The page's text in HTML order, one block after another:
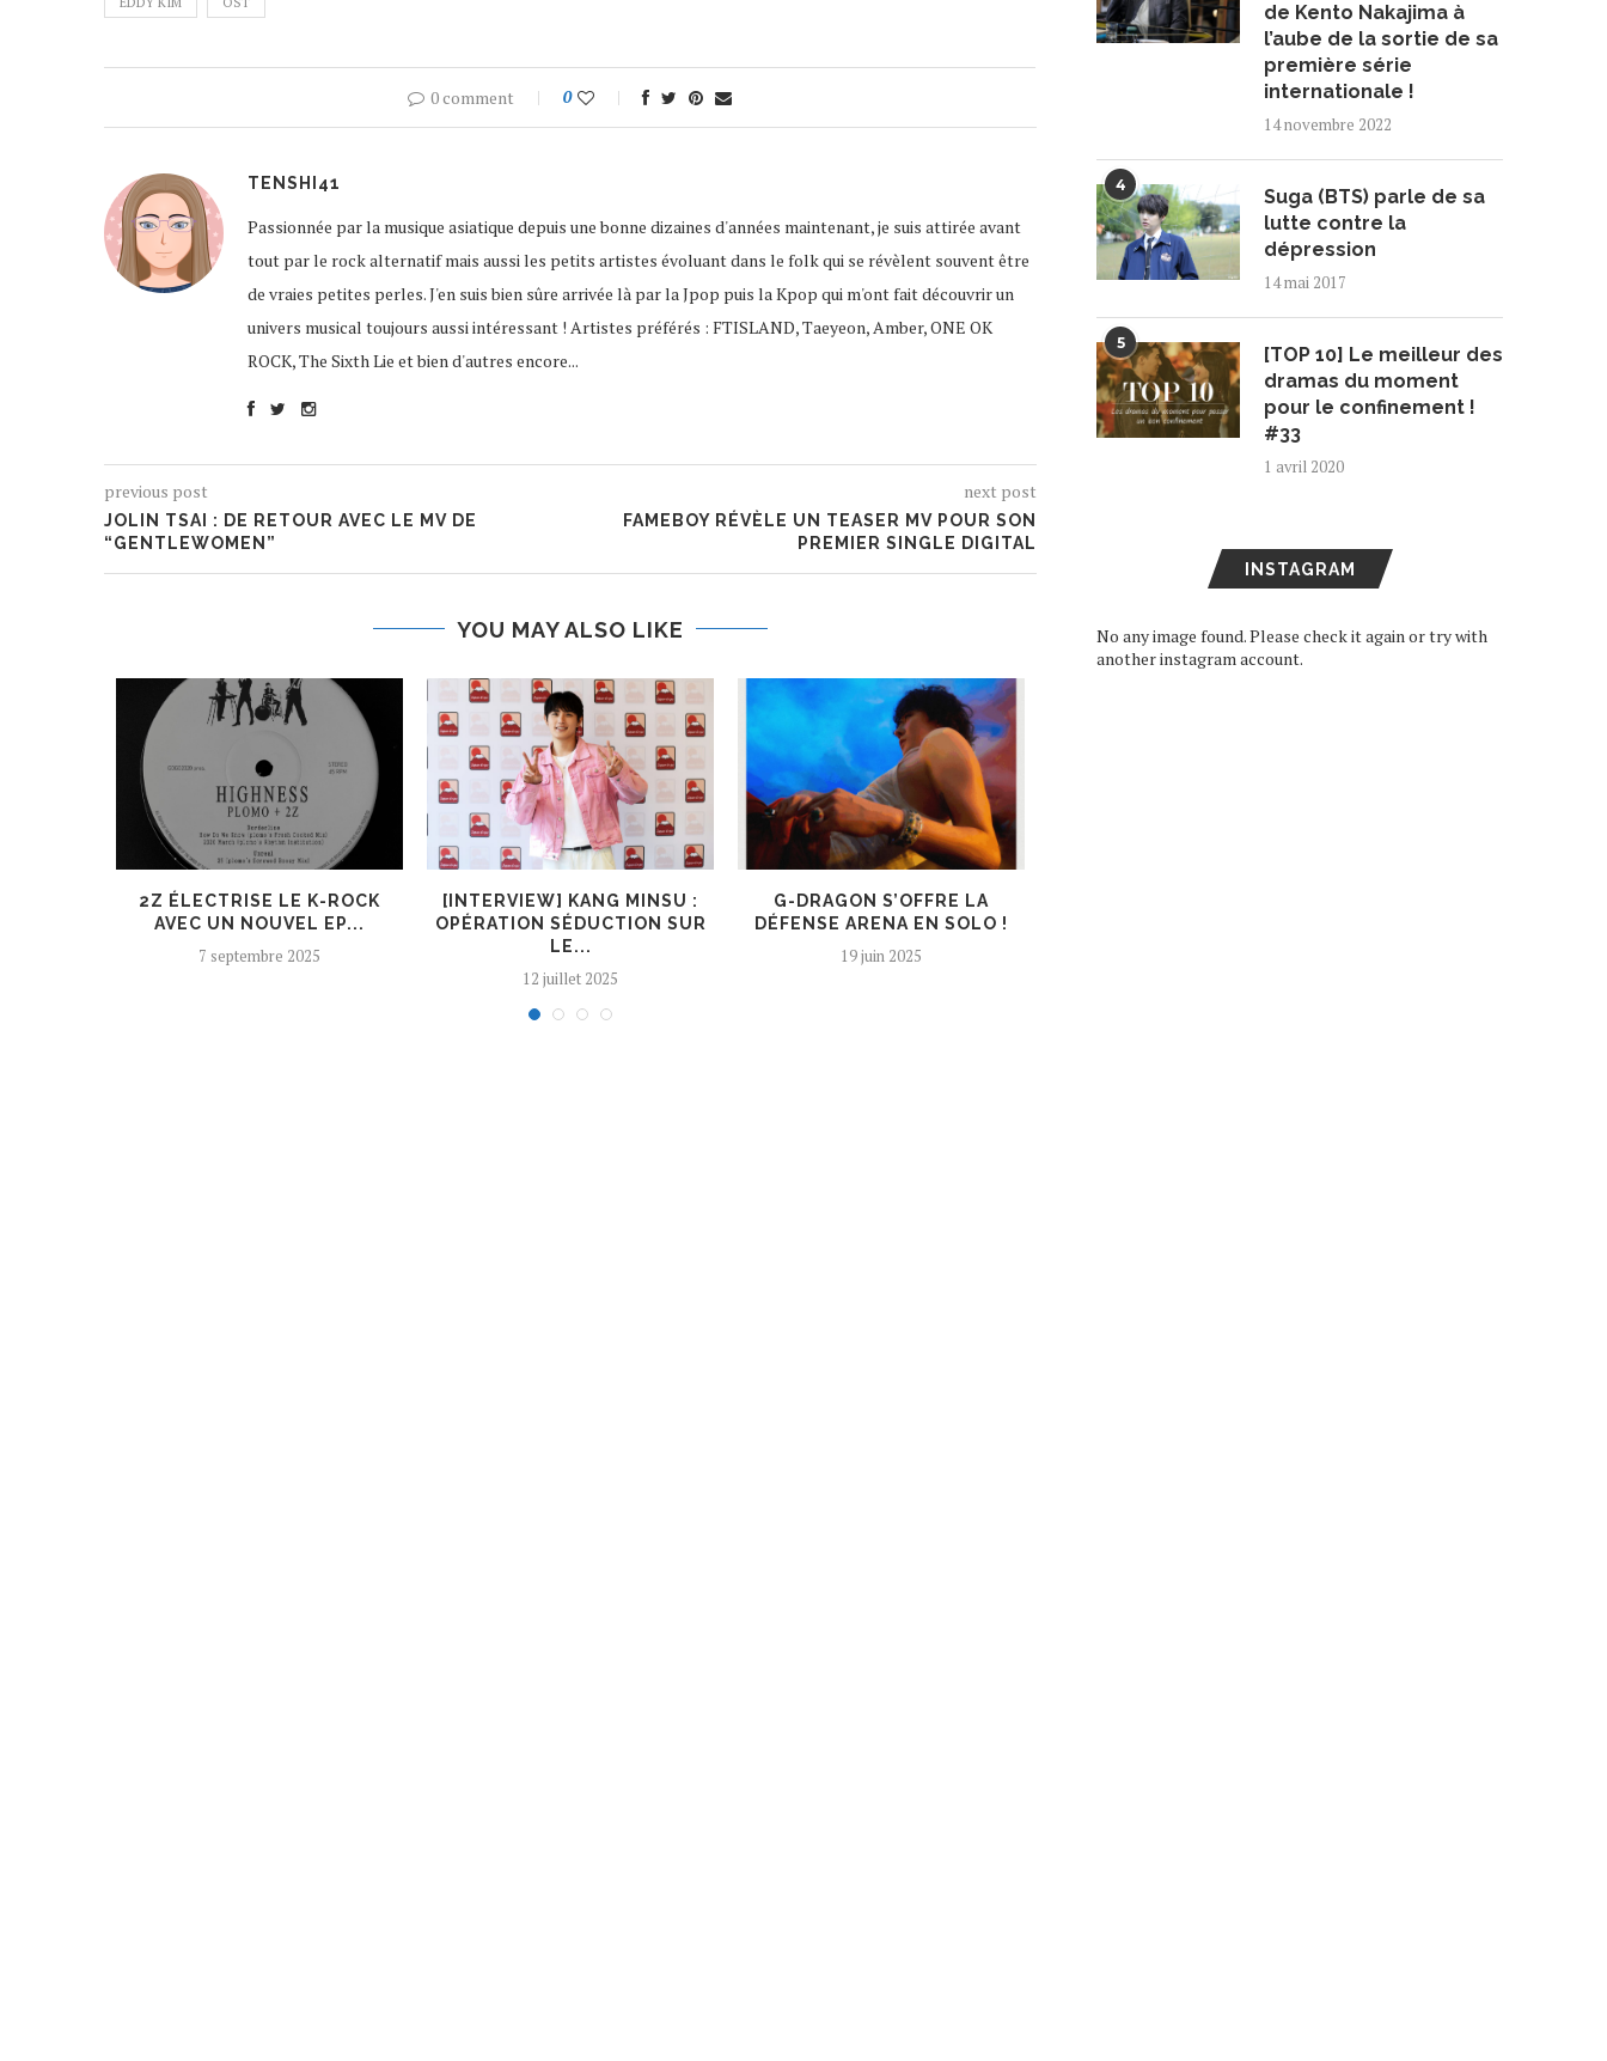
0 comment 0
TENSHI41
Passionnée par la musique asiatique depuis une bonne dizaines d'années maintenant, je suis attirée avant
tout par le rock alternatif mais aussi les petits artistes évoluant dans le folk qui se révèlent souvent être
de vraies petites perles. J'en suis bien sûre arrivée là par la Jpop puis la Kpop qui m'ont fait découvrir un
univers musical toujours aussi intéressant ! Artistes préférés : FTISLAND, Taeyeon, Amber, ONE OK
ROCK, The Sixth Lie et bien d'autres encore...
previous post
JOLIN TSAI : DE RETOUR AVEC LE MV DE
“GENTLEWOMEN”
next post
FAMEBOY RÉVÈLE UN TEASER MV POUR SON
PREMIER SINGLE DIGITAL
YOU MAY ALSO LIKE
2Z ÉLECTRISE LE K-ROCK
AVEC UN NOUVEL EP...
7 septembre 2025
[INTERVIEW] KANG MINSU :
OPÉRATION SÉDUCTION SUR
LE...
12 juillet 2025
G-DRAGON S’OFFRE LA
DÉFENSE ARENA EN SOLO !
19 juin 2025
de Kento Nakajima à
l’aube de la sortie de sa
première série
internationale !
14 novembre 2022
4
Suga (BTS) parle de sa
lutte contre la
dépression
14 mai 2017
5
[TOP 10] Le meilleur des
dramas du moment
pour le confinement !
#33
1 avril 2020
INSTAGRAM
No any image found. Please check it again or try with
another instagram account.